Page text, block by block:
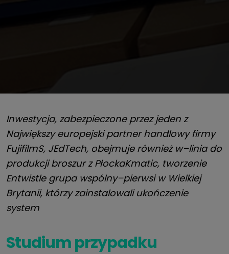
Inwestycja, zabezpieczone przez jeden z
Największy europejski partner handlowy firmy
FujifilmS, JEdTech, obejmuje również w–linia do
produkcji broszur z PłockaKmatic, tworzenie
Entwistle grupa wspólny–pierwsi w Wielkiej
Brytanii, którzy zainstalowali ukończenie
system
Studium przypadku